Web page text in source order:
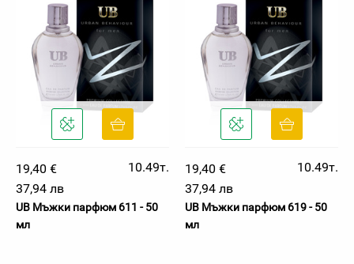
19,40 €
10.49т.
37,94 лв
UB Мъжки парфюм 611 - 50
мл
19,40 €
10.49т.
37,94 лв
UB Мъжки парфюм 619 - 50
мл